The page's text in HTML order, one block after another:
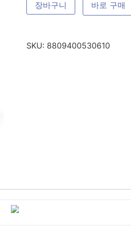
장바구니 바로 구매
SKU: 8809400530610